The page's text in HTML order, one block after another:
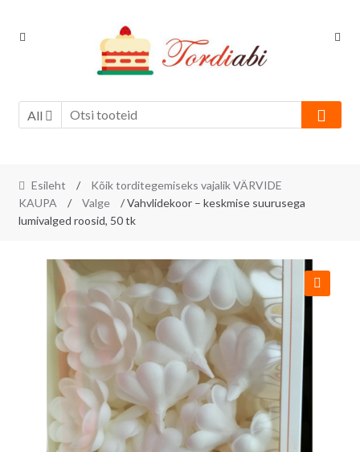
Skip
Skip
All
Esileht /
Kõik torditegemiseks vajalik VÄRVIDE
KAUPA
/ Valge
/ Vahvlidekoor – keskmise suurusega
lumivalged roosid, 50 tk